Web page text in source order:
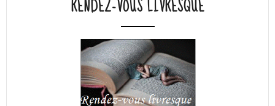
RENDEZ-VOUS LIVRESQUE